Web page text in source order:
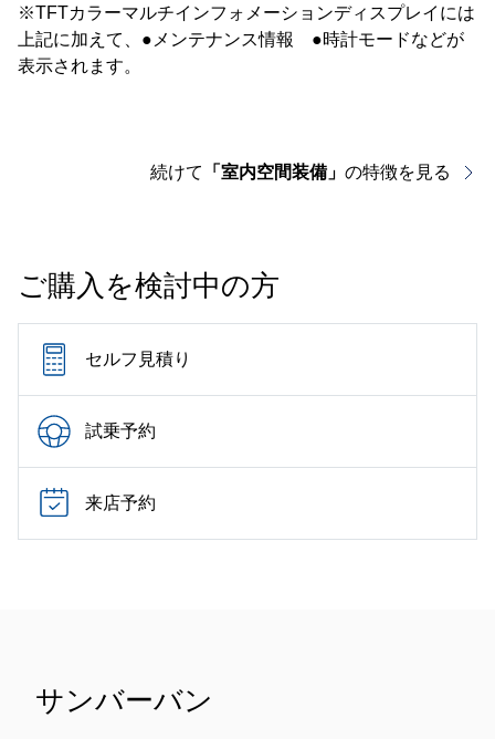
※TFTカラーマルチインフォメーションディスプレイには
上記に加えて、●メンテナンス情報 ●時計モードなどが
表示されます。
続けて 「室内空間装備」 の特徴を見る
ご購入を検討中の方
セルフ見積り
試乗予約
来店予約
サンバーバン